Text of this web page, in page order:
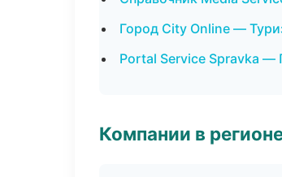
Город City Online —
Portal Service Spravka —
Компании в